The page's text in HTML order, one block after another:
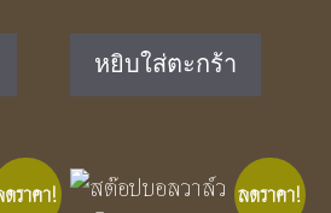
หยิบใส่ตะกร้า
ราคา! ลดราคา!